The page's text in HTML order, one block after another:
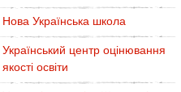
Нова Українська школа
Український центр оцінювання
якості освіти